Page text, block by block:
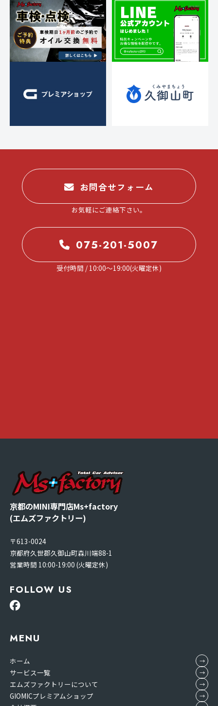
お問合せフォーム
お気軽にご連絡下さい。
075-201-5007
受付時間 / 10:00～19:00(火曜定休)
京都のMINI専門店Ms+factory
(エムズファクトリー)
〒613-0024
京都府久世郡久御山町森川端88-1
営業時間 10:00-19:00 (火曜定休)
FOLLOW US
MENU
ホーム
サービス一覧
エムズファクトリーについて
GIOMICプレミアムショップ